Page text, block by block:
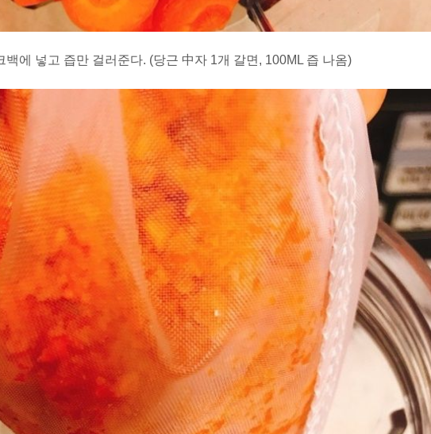
백에 넣고 즙만 걸러준다. (당근 中자 1개 갈면, 100ML 즙 나옴)